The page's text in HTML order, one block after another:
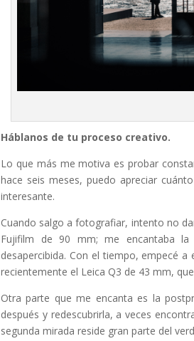
Háblanos de tu proceso creativo.
Lo que más me motiva es probar
hace seis meses, puedo apreciar
interesante.
Cuando salgo a fotografiar, intento no
Fujifilm de 90 mm; me encantaba
desapercibida. Con el tiempo, empecé
recientemente el Leica Q3 de 43 mm,
Otra parte que me encanta es la
después y redescubrirla, a veces
segunda mirada reside gran parte del